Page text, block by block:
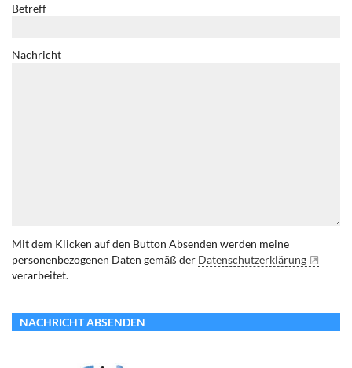
Betreff
Nachricht
Mit dem Klicken auf den Button Absenden werden meine
personenbezogenen Daten gemäß der Datenschutzerklärung
verarbeitet.
NACHRICHT ABSENDEN